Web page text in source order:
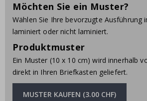
Möchten Sie ein Muster?
Wählen Sie Ihre bevorzugte Ausführung
laminiert oder nicht laminiert.
Produktmuster
Ein Muster (10 x 10 cm) wird innerhalb
direkt in Ihren Briefkasten geliefert.
MUSTER KAUFEN (3.00 CHF)